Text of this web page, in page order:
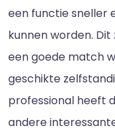
een functie sneller
kunnen worden.
een goede match
geschikte
professional heeft
andere